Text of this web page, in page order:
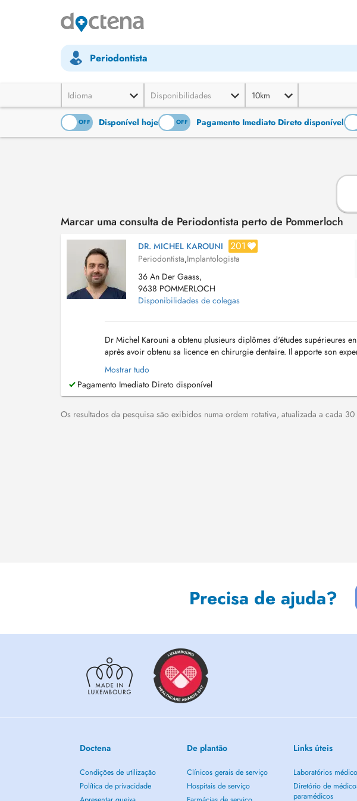
Periodontista
Idioma Disponibilidades 10km
OFF Disponível hoje
ON OFF Pagamento Imediato Direto disponível
ON
Marcar uma consulta de Periodontista perto de Pommerloch
DR. MICHEL KAROUNI 201
Periodontista,Implantologista
36 An Der Gaass,
9638 POMMERLOCH
Disponibilidades de colegas
Dr Michel Karouni a obtenu plusieurs diplômes d'études supérieures
après avoir obtenu sa licence en chirurgie dentaire. Il apporte son
chirurgicales telles que la pose d'implants avec ...
Mostrar tudo
Pagamento Imediato Direto disponível
Os resultados da pesquisa são exibidos numa ordem rotativa, atualizada a cada 30
Precisa de ajuda?
Doctena
Condições de utilização
Política de privacidade
De plantão
Clínicos gerais de serviço
Hospitais de serviço
Links úteis
Laboratórios
Diretório de
paramédicos